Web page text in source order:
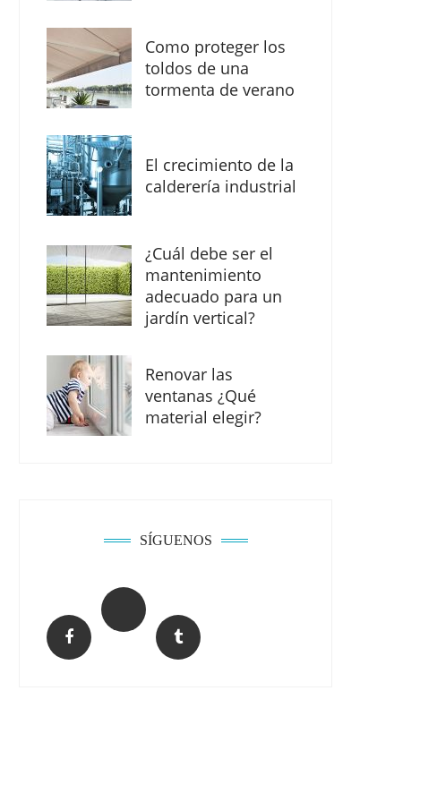
Como proteger los
toldos de una
tormenta de verano
El crecimiento de la
calderería industrial
¿Cuál debe ser el
mantenimiento
adecuado para un
jardín vertical?
Renovar las
ventanas ¿Qué
material elegir?
SÍGUENOS